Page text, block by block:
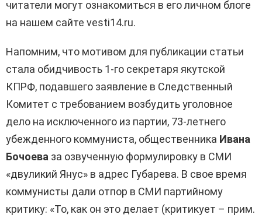
читатели могут ознакомиться в его личном блоге
на нашем сайте vesti14.ru.
Напомним, что мотивом для публикации статьи
стала обидчивость 1-го секретаря якутской
КПРФ, подавшего заявление в Следственный
Комитет с требованием возбудить уголовное
дело на исключенного из партии, 73-летнего
убежденного коммуниста, общественника Ивана
Бочоева за озвученную формулировку в СМИ
«двуликий Янус» в адрес Губарева. В свое время
коммунисты дали отпор в СМИ партийному
критику: «То, как он это делает (критикует – прим.